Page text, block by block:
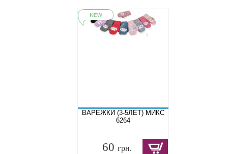
ВАРЕЖКИ (3-5ЛЕТ) МИКС
6264
60грн.